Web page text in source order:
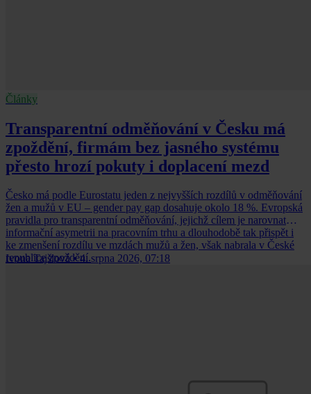
Články
Transparentní odměňování v Česku má
zpoždění, firmám bez jasného systému
přesto hrozí pokuty i doplacení mezd
Česko má podle Eurostatu jeden z nejvyšších rozdílů v odměňování
žen a mužů v EU – gender pay gap dosahuje okolo 18 %. Evropská
pravidla pro transparentní odměňování, jejichž cílem je narovnat
informační asymetrii na pracovním trhu a dlouhodobě tak přispět i
ke zmenšení rozdílu ve mzdách mužů a žen, však nabrala v České
republice zpoždění.
Ivona Tajšlová • 4. srpna 2026, 07:18